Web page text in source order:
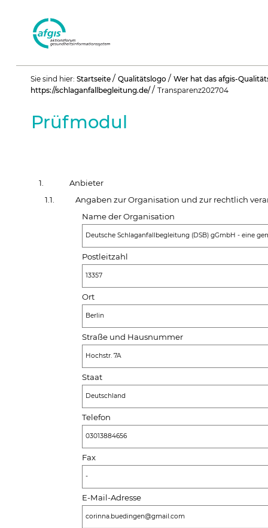
Benutzerspezifische
Werkzeuge
Sie sind hier: Startseite / Qualitätslogo / Wer hat das afgis-
https://schlaganfallbegleitung.de/ / Transparenz202704
Prüfmodul
1.
Anbieter
1.1.
Angaben zur Organisation und zur rechtlich
Name der Organisation
Deutsche Schlaganfallbegleitung (DSB) gGmbH - eine
Postleitzahl
13357
Ort
Berlin
Straße und Hausnummer
Hochstr. 7A
Staat
Deutschland
Telefon
03013884656
Fax
-
E-Mail-Adresse
corinna.buedingen@gmail.com